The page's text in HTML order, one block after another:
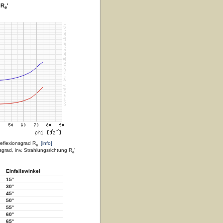
e'
Re
[info]
inv. Strahlungsrichtung Re'
Einfallswinkel
15°
30°
45°
50°
55°
60°
65°